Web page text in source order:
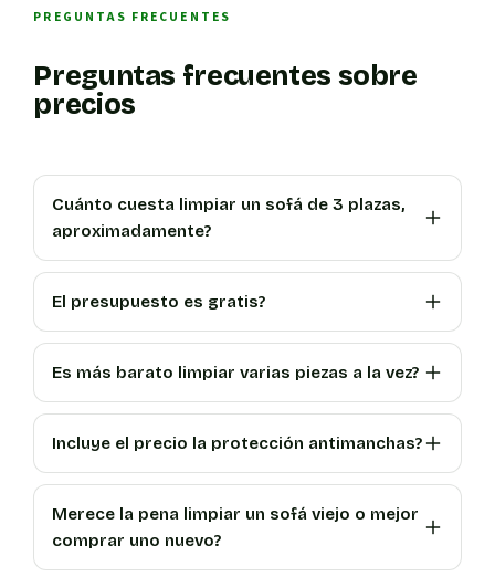
PREGUNTAS FRECUENTES
Preguntas frecuentes sobre
precios
Cuánto cuesta limpiar un sofá de 3 plazas,
aproximadamente?
El presupuesto es gratis?
Es más barato limpiar varias piezas a la vez?
Incluye el precio la protección antimanchas?
Merece la pena limpiar un sofá viejo o mejor
comprar uno nuevo?